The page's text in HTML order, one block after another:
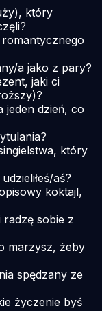
który
a jako z pary?
jaki ci
jeden dzień, co
który
aś?
koktajl,
radzę sobie z
marzysz, żeby
spędzany ze
życzenie byś